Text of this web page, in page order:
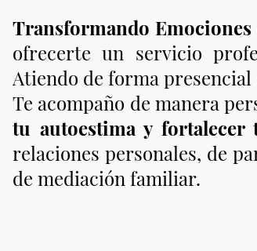
Transformando Emociones
ofrecerte un servicio
Atiendo de forma presencial
Te acompaño de manera
tu autoestima y fortalecer
relaciones personales, de
de mediación familiar.